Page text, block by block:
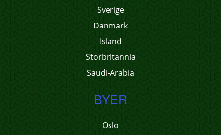
Sverige
Danmark
Island
Storbritannia
Saudi-Arabia
BYER
Oslo